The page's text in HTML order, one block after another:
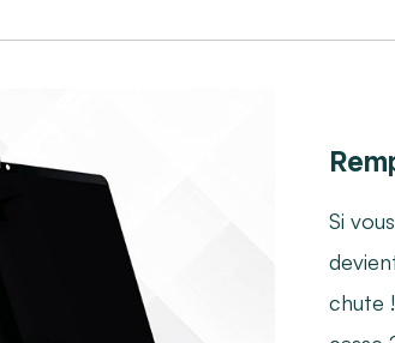
Si
chute